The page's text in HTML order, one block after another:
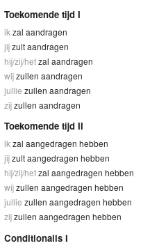
Toekomende tijd I
ik zal aandragen
jijzult aandragen
hij/zij/hetzal aandragen
wijzullen aandragen
jullie zullen aandragen
zijzullen aandragen
Toekomende tijd II
ik zal aangedragen hebben
jijzult aangedragen hebben
hij/zij/hetzal aangedragen hebben
wijzullen aangedragen hebben
jullie zullen aangedragen hebben
zijzullen aangedragen hebben
Conditionalis I